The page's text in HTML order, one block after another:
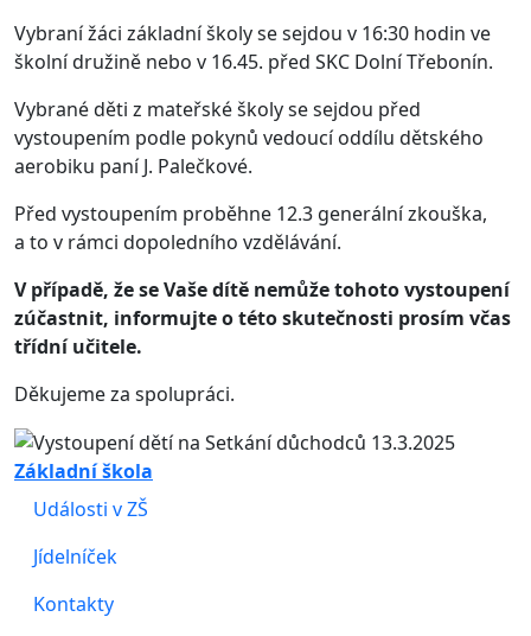
Vybraní žáci základní školy se sejdou v 16:30 hodin ve
školní družině nebo v 16.45. před SKC Dolní Třebonín.
Vybrané děti z mateřské školy se sejdou před
vystoupením podle pokynů vedoucí oddílu dětského
aerobiku paní J. Palečkové.
Před vystoupením proběhne 12.3 generální zkouška,
a to v rámci dopoledního vzdělávání.
V případě, že se Vaše dítě nemůže tohoto vystoupení
zúčastnit, informujte o této skutečnosti prosím včas
třídní učitele.
Děkujeme za spolupráci.
Základní škola
Události v ZŠ
Jídelníček
Kontakty